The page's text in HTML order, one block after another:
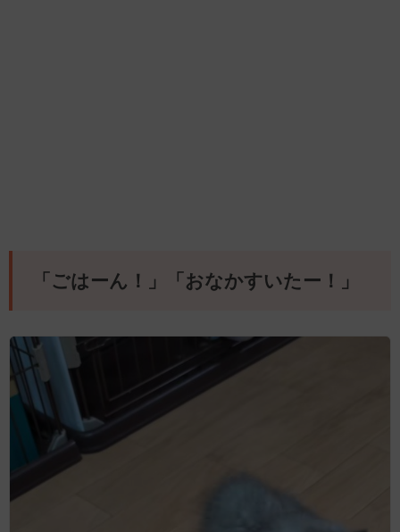
「ごはーん！」「おなかすいたー！」